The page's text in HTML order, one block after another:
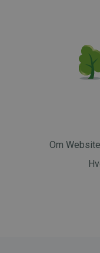
Om